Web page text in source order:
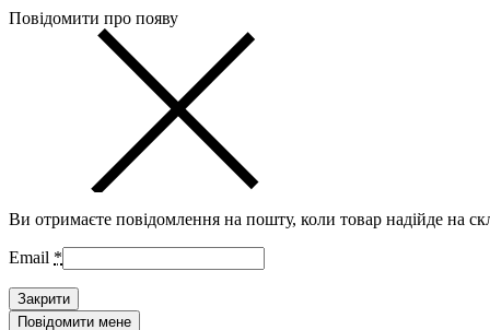
Повідомити про появу
Ви отримаєте повідомлення на пошту, коли товар надійде на
Email *
Закрити
Повідомити мене